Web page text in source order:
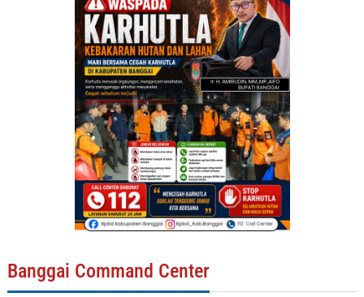
Banggai Command Center